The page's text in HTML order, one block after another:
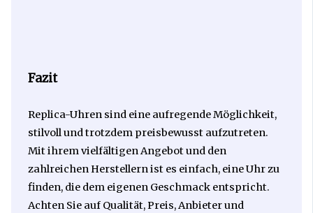
Fazit
Replica-Uhren sind eine aufregende Möglichkeit,
stilvoll und trotzdem preisbewusst aufzutreten.
Mit ihrem vielfältigen Angebot und den
zahlreichen Herstellern ist es einfach, eine Uhr zu
finden, die dem eigenen Geschmack entspricht.
Achten Sie auf Qualität, Preis, Anbieter und